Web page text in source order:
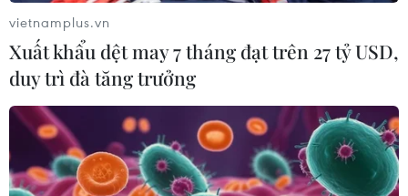
vietnamplus.vn
Xuất khẩu dệt may 7 tháng đạt trên 27 tỷ USD,
duy trì đà tăng trưởng